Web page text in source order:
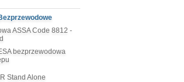
ASSA Code 8812 -
bezprzewodowa
Stand Alone